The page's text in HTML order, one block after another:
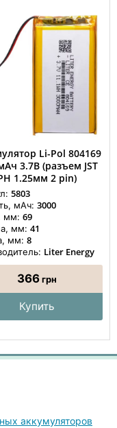
Li-Pol 804169
3.7В (разъем JST
1.25мм 2 pin)
5803
мАч: 3000
мм: 69
мм: 41
мм: 8
Liter Energy
366грн
Купить
аккумуляторов